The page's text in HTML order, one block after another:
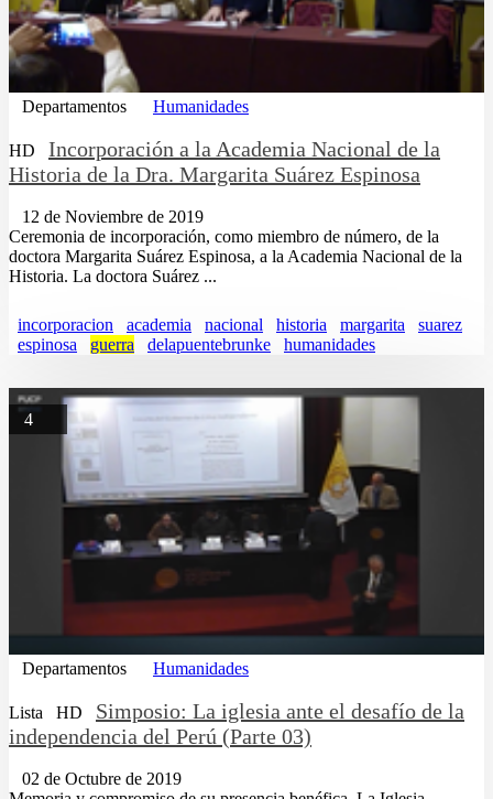
Departamentos Humanidades
HD
Incorporación a la Academia Nacional de la
Historia de la Dra. Margarita Suárez Espinosa
12 de Noviembre de 2019
Ceremonia de incorporación, como miembro de número, de la
doctora Margarita Suárez Espinosa, a la Academia Nacional de la
Historia. La doctora Suárez ...
incorporacion academia nacional historia margarita
suarez
espinosa
guerra delapuentebrunke humanidades
4
Departamentos Humanidades
Lista HD
Simposio: La iglesia ante el desafío de la
independencia del Perú (Parte 03)
02 de Octubre de 2019